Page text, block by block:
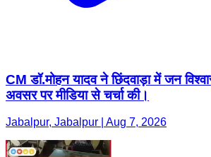
CM डॉ.मोहन यादव ने छिंदवाड़ा में जन
अवसर पर मीडिया से चर्चा की।
Jabalpur, Jabalpur | Aug 7, 2026